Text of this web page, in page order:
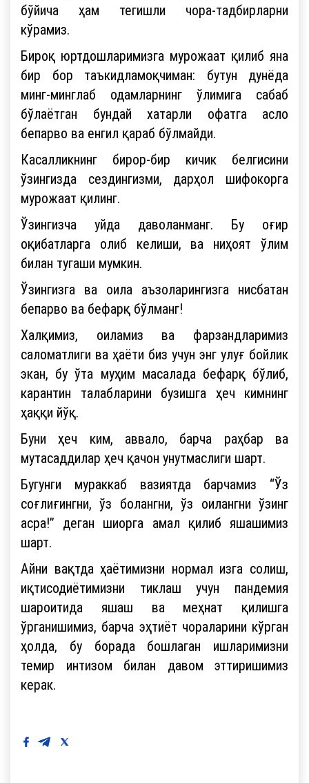
бўйича ҳам тегишли чора-тадбирларни
кўрамиз.
Бироқ юртдошларимизга мурожаат қилиб яна
бир бор таъкидламоқчиман: бутун дунёда
минг-минглаб одамларнинг ўлимига сабаб
бўлаётган бундай хатарли офатга асло
бепарво ва енгил қараб бўлмайди.
Касалликнинг бирор-бир кичик белгисини
ўзингизда сездингизми, дарҳол шифокорга
мурожаат қилинг.
Ўзингизча уйда даволанманг. Бу оғир
оқибатларга олиб келиши, ва ниҳоят ўлим
билан тугаши мумкин.
Ўзингизга ва оила аъзоларингизга нисбатан
бепарво ва бефарқ бўлманг!
Халқимиз, оиламиз ва фарзандларимиз
саломатлиги ва ҳаёти биз учун энг улуғ бойлик
экан, бу ўта муҳим масалада бефарқ бўлиб,
карантин талабларини бузишга ҳеч кимнинг
ҳаққи йўқ.
Буни ҳеч ким, аввало, барча раҳбар ва
мутасаддилар ҳеч қачон унутмаслиги шарт.
Бугунги мураккаб вазиятда барчамиз “Ўз
соғлиғингни, ўз болангни, ўз оилангни ўзинг
асра!” деган шиорга амал қилиб яшашимиз
шарт.
Айни вақтда ҳаётимизни нормал изга солиш,
иқтисодиётимизни тиклаш учун пандемия
шароитида яшаш ва меҳнат қилишга
ўрганишимиз, барча эҳтиёт чораларини кўрган
ҳолда, бу борада бошлаган ишларимизни
темир интизом билан давом эттиришимиз
керак.